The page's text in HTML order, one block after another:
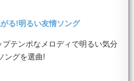
る!明るい友情ソング
テンポなメロディで明るい気分
ングを選曲!